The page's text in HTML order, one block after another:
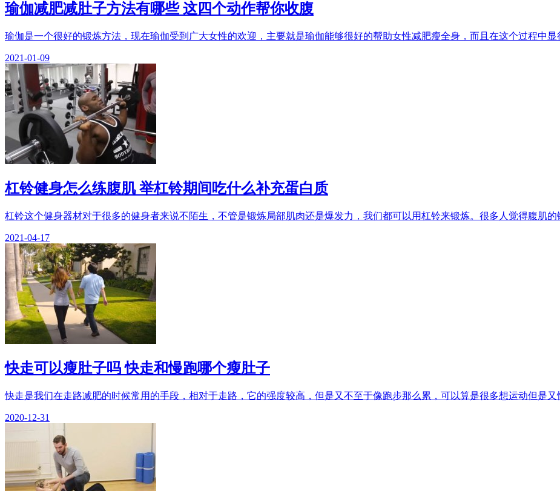
瑜伽减肥减肚子方法有哪些 这四个动作帮你收腹
瑜伽是一个很好的锻炼方法，现在瑜伽受到广大女性的欢迎，主要就是瑜伽能够很好的帮助女性减肥瘦全身，而且在这个过程中
2021-01-09
杠铃健身怎么练腹肌 举杠铃期间吃什么补充蛋白质
杠铃这个健身器材对于很多的健身者来说不陌生，不管是锻炼局部肌肉还是爆发力，我们都可以用杠铃来锻炼。很多人觉得腹肌
2021-04-17
快走可以瘦肚子吗 快走和慢跑哪个瘦肚子
快走是我们在走路减肥的时候常用的手段，相对于走路，它的强度较高，但是又不至于像跑步那么累，可以算是很多想运动但是
2020-12-31